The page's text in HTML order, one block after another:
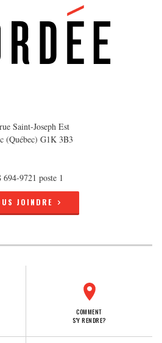
Saint-Joseph Est
(Québec) G1K 3B3
694-9721 poste 1
JOINDRE
COMMENT
S'Y RENDRE?